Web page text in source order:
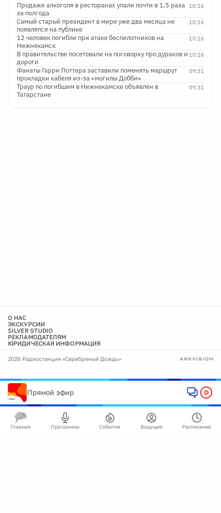
10:16
Продажи алкоголя в ресторанах упали почти в 1,5 раза
за полгода
10:16
Самый старый президент в мире уже два месяца не
появлялся на публике
10:16
12 человек погибли при атаке беспилотников на
Нижнекамск
10:16
В правительстве посетовали на поговорку про дураков и
дороги
09:31
Фанаты Гарри Поттера заставили поменять маршрут
прокладки кабеля из-за «могилы Добби»
09:31
Траур по погибшим в Нижнекамске объявлен в
Татарстане
О НАС
ЭКСКУРСИИ
SILVER STUDIO
РЕКЛАМОДАТЕЛЯМ
ЮРИДИЧЕСКАЯ ИНФОРМАЦИЯ
2026 Радиостанция «Серебряный Дождь»
Прямой эфир
Главная Программы События Ведущие Расписание